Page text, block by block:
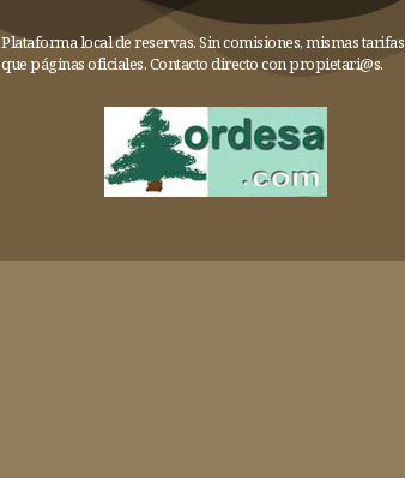
Plataforma local de reservas. Sin comisiones, mismas tarifas
que páginas oficiales. Contacto directo con propietari@s.